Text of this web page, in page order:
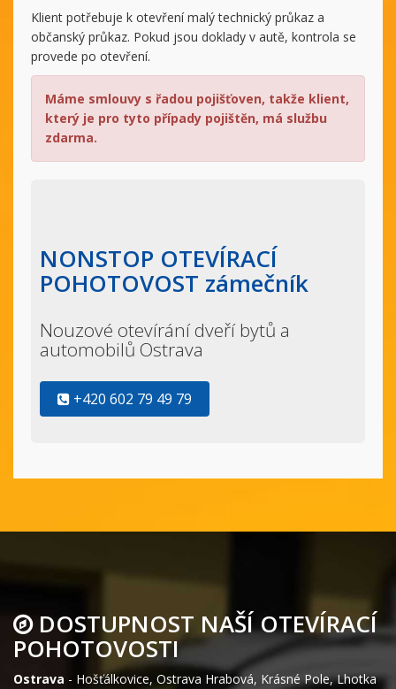
Klient potřebuje k otevření malý technický průkaz a
občanský průkaz. Pokud jsou doklady v autě, kontrola se
provede po otevření.
Máme smlouvy s řadou pojišťoven, takže klient,
který je pro tyto případy pojištěn, má službu
zdarma.
NONSTOP OTEVÍRACÍ
POHOTOVOST zámečník
Nouzové otevírání dveří bytů a
automobilů Ostrava
+420 602 79 49 79
DOSTUPNOST NAŠÍ OTEVÍRACÍ
POHOTOVOSTI
Ostrava - Hošťálkovice, Ostrava Hrabová, Krásné Pole,Lhotka